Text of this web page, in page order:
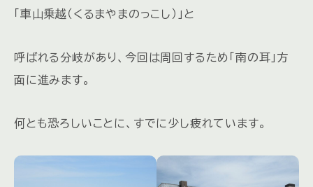
「車山乗越（くるまやまのっこし）」と
呼ばれる分岐があり、今回は周回するため「南の耳」方
面に進みます。
何とも恐ろしいことに、すでに少し疲れています。